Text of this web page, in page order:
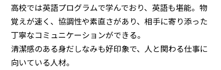
高校では英語プログラムで学んでおり、英語も堪能。物
覚えが速く、協調性や素直さがあり、相手に寄り添った
丁寧なコミュニケーションができる。
清潔感のある身だしなみも好印象で、人と関わる仕事に
向いている人材。